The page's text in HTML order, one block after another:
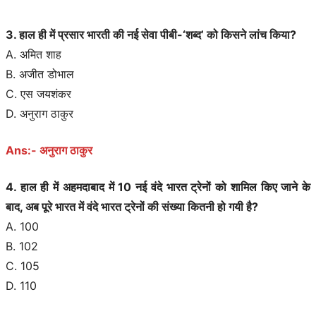
3. हाल ही में प्रसार भारती की नई सेवा पीबी-‘शब्द’ को किसने लांच किया?
A. अमित शाह
B. अजीत डोभाल
C. एस जयशंकर
D. अनुराग ठाकुर
Ans:- अनुराग ठाकुर
4. हाल ही में अहमदाबाद में 10 नई वंदे भारत ट्रेनों को शामिल किए जाने के
बाद, अब पूरे भारत में वंदे भारत ट्रेनों की संख्या कितनी हो गयी है?
A. 100
B. 102
C. 105
D. 110